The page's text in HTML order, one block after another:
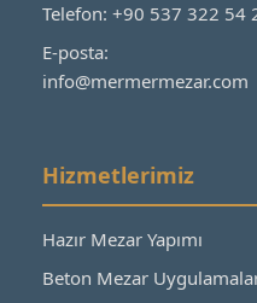
Telefon: +90 537 322 54
E-posta:
info@mermermezar.com
Hizmetlerimiz
Hazır Mezar Yapımı
Beton Mezar